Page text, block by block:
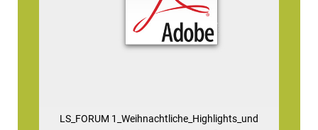
LS_FORUM 1_Weihnachtliche_Highlights_und